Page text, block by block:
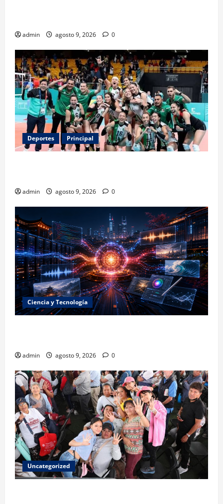
admin agosto 9, 2026 0
Deportes Principal
admin agosto 9, 2026 0
Ciencia y Tecnología
admin agosto 9, 2026 0
Uncategorized